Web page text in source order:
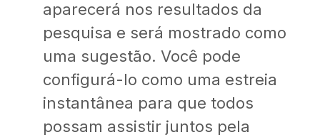
aparecerá nos resultados da
pesquisa e será mostrado como
uma sugestão. Você pode
configurá-lo como uma estreia
instantânea para que todos
possam assistir juntos pela